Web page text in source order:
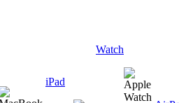
iPad
Watch